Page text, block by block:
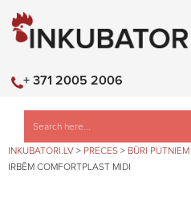
+ 371 2005 2006
INKUBATORI.LV > PRECES > BŪRI PUTNIEM
IRBĒM COMFORTPLAST MIDI